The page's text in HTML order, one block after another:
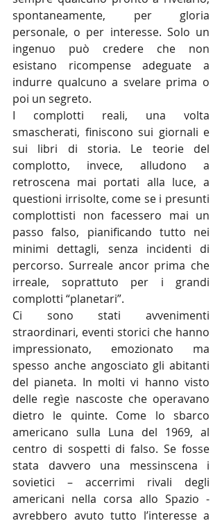
spontaneamente, per gloria
personale, o per interesse. Solo un
ingenuo può credere che non
esistano ricompense adeguate a
indurre qualcuno a svelare prima o
poi un segreto.
I complotti reali, una volta
smascherati, finiscono sui giornali e
sui libri di storia. Le teorie del
complotto, invece, alludono a
retroscena mai portati alla luce, a
questioni irrisolte, come se i presunti
complottisti non facessero mai un
passo falso, pianificando tutto nei
minimi dettagli, senza incidenti di
percorso. Surreale ancor prima che
irreale, soprattuto per i grandi
complotti “planetari”.
Ci sono stati avvenimenti
straordinari, eventi storici che hanno
impressionato, emozionato ma
spesso anche angosciato gli abitanti
del pianeta. In molti vi hanno visto
delle regìe nascoste che operavano
dietro le quinte. Come lo sbarco
americano sulla Luna del 1969, al
centro di sospetti di falso. Se fosse
stata davvero una messinscena i
sovietici – accerrimi rivali degli
americani nella corsa allo Spazio -
avrebbero avuto tutto l’interesse a